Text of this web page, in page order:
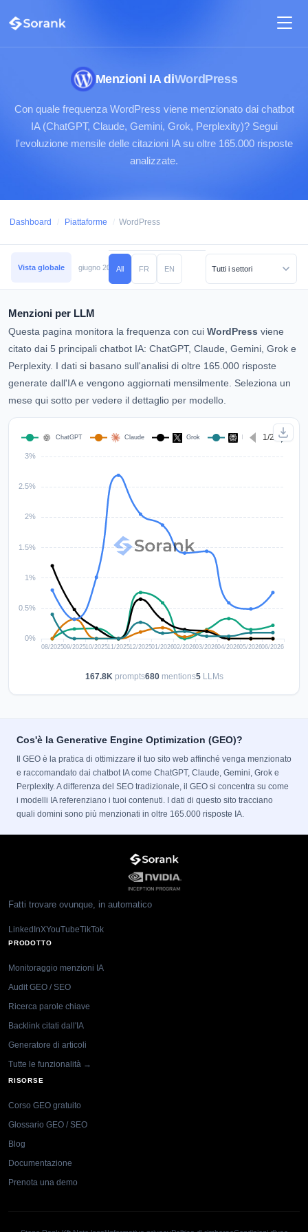
Menzioni IA diWordPress
Con quale frequenza WordPress viene menzionato dai chatbot
IA (ChatGPT, Claude, Gemini, Grok, Perplexity)? Segui
l'evoluzione mensile delle citazioni IA su oltre 165.000 risposte
analizzate.
Dashboard / Piattaforme / WordPress
Vista globale giugno 2026 maggio 2026 aprile 2026 marzo 2026
All FR EN
Menzioni per LLM
Questa pagina monitora la frequenza con cui WordPress viene
citato dai 5 principali chatbot IA: ChatGPT, Claude, Gemini, Grok e
Perplexity. I dati si basano sull'analisi di oltre 165.000 risposte
generate dall'IA e vengono aggiornati mensilmente. Seleziona un
mese qui sotto per vedere il dettaglio per modello.
167.8Kprompts680mentions5LLMs
Cos'è la Generative Engine Optimization (GEO)?
Il GEO è la pratica di ottimizzare il tuo sito web affinché venga menzionato
e raccomandato dai chatbot IA come ChatGPT, Claude, Gemini, Grok e
Perplexity. A differenza del SEO tradizionale, il GEO si concentra su come
i modelli IA referenziano i tuoi contenuti. I dati di questo sito tracciano
quali domini sono più menzionati in oltre 165.000 risposte IA.
Fatti trovare ovunque, in automatico
LinkedInXYouTubeTikTok
PRODOTTO
Monitoraggio menzioni IA
Audit GEO / SEO
Ricerca parole chiave
Backlink citati dall'IA
Generatore di articoli
Tutte le funzionalità →
RISORSE
Corso GEO gratuito
Glossario GEO / SEO
Blog
Documentazione
Prenota una demo